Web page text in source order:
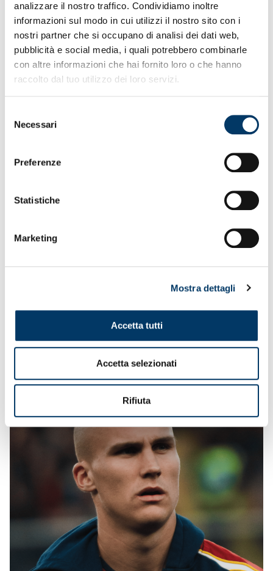
analizzare il nostro traffico. Condividiamo inoltre
informazioni sul modo in cui utilizzi il nostro sito con i
nostri partner che si occupano di analisi dei dati web,
pubblicità e social media, i quali potrebbero combinarle
con altre informazioni che hai fornito loro o che hanno
raccolto dal tuo utilizzo dei loro servizi.
delNecessari
Preferenze
Statistiche
Marketing
Mostra dettagli
Accetta tutti
Accetta selezionati
Rifiuta